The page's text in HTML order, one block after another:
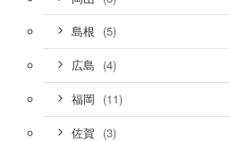
島根 (5)
広島 (4)
福岡 (11)
佐賀 (3)